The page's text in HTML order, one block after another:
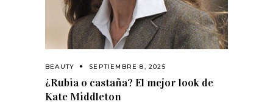
BEAUTY SEPTIEMBRE 8, 2025
¿Rubia o castaña? El mejor look de
Kate Middleton